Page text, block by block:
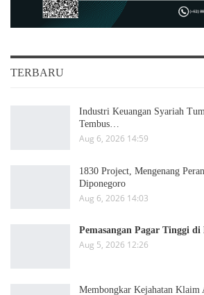
TERBARU
Industri Keuangan Syariah
Tembus…
Aug 6, 2026 14:59
1830 Project, Mengenang
Diponegoro
Aug 6, 2026 14:03
Pemasangan Pagar Tinggi di
Aug 5, 2026 12:26
Membongkar Kejahatan Klaim